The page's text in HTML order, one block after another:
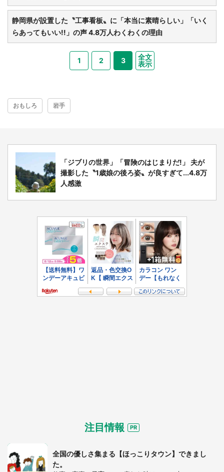
静岡県が設置した〝工事看板〟に「本当に素晴らしい」「いく
らあってもいい!!」の声 4.8万人わくわくの理由
1 2 3
全文
表示
おもしろ 岩手
「ジブリの世界」「冒険のはじまりだ!」 夫が
撮影した〝1歳娘の後ろ姿〟が良すぎて...4.8万
人感激
注目情報
全国の優しさ集まる【ほっこりタウン】できまし
た。